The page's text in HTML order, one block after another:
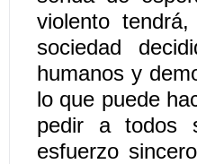
violento
sociedad
humanos y
lo que puede
pedir a todos
esfuerzo